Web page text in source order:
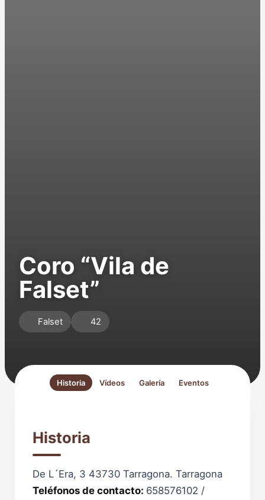
Coro “Vila de
Falset”
Falset 42
Historia Vídeos Galería Eventos
Historia
De L´Era, 3 43730 Tarragona. Tarragona
Teléfonos de contacto: 658576102 /